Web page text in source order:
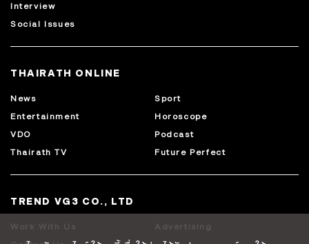
Interview
Social Issues
THAIRATH ONLINE
News
Sport
Entertainment
Horoscope
VDO
Podcast
Thairath TV
Future Perfect
TREND VG3 CO., LTD
Work With Us
Advertising